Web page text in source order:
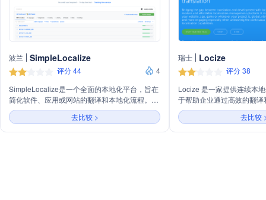
波兰 SimpleLocalize
评分 44
4
SimpleLocalize是一个全面的本地化平台，旨在
简化软件、应用或网站的翻译和本地化流程。它
为开发者、翻译者、项目经理和设计师提供了一
系列工具和集成选项，包括实时翻译编辑器、自
动化翻译、公共建议、命令行工具和Visual
去比较 >
瑞士 Locize
评分 38
Locize 是一家提供连续本
于帮助企业通过高效的翻
间和成本。主要业务包括
成本效益的翻译管理、与
成、跨平台本地化、高质
去比较